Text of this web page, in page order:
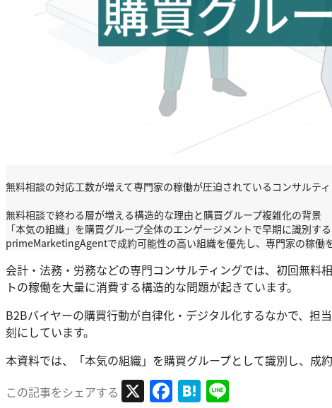
無料相談の対応工数が増えて専門家の稼働が圧迫されているコンサルテ
無料相談で終わる層が増える構造的な理由と購買グループ複雑化の背景
「本気の組織」を購買グループ全体のエンゲージメントで早期に識別す
primeMarketingAgentで成約可能性の高い組織を優先し、専門家の稼働
会計・法務・労務などの専門コンサルティングでは、初回無料
トの稼働を大量に消費する構造的な問題が起きています。
B2Bバイヤーの購買行動が自律化・デジタル化するなかで、担
刻にしています。
本資料では、「本気の組織」を購買グループとして識別し、成
この記事をシェアする
X Facebook
Hatena